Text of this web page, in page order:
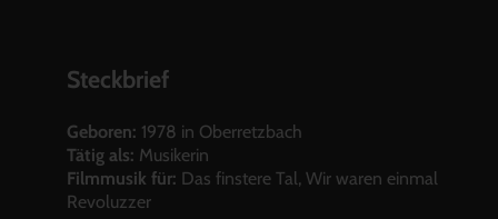
Steckbrief
Geboren: 1978 in Oberretzbach
Tätig als: Musikerin
Filmmusik für: Das finstere Tal, Wir waren einmal
Revoluzzer